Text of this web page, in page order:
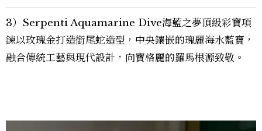
3）Serpenti Aquamarine Dive海藍之夢頂級彩寶項
鍊以玫瑰金打造銜尾蛇造型，中央鑲嵌的瑰麗海水藍寶，
融合傳統工藝與現代設計，向寶格麗的羅馬根源致敬。